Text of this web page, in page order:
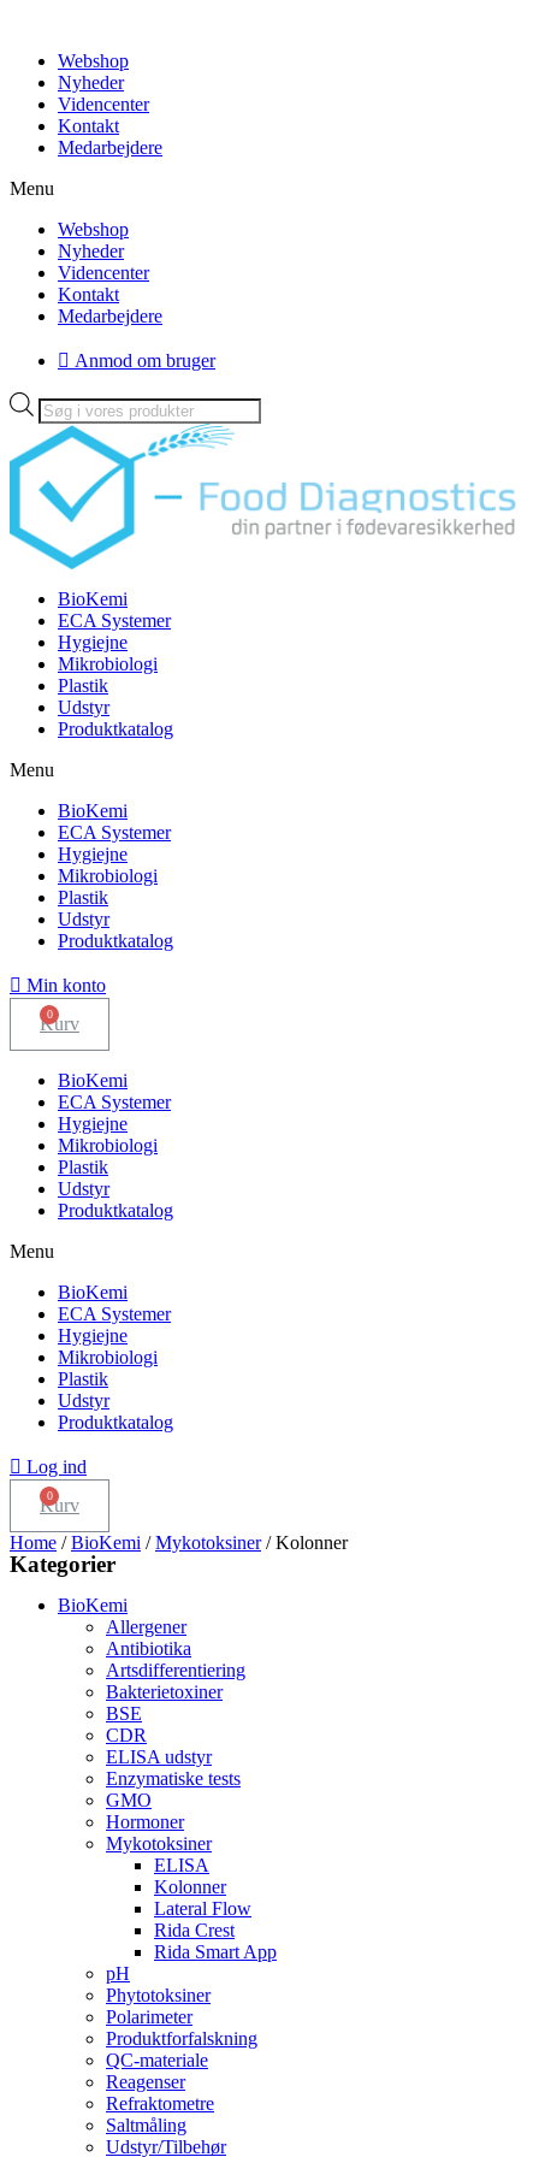
indholdWebshop
Nyheder
Videncenter
Kontakt
Medarbejdere
Menu
Webshop
Nyheder
Videncenter
Kontakt
Medarbejdere
Anmod om bruger
Products
search
BioKemi
ECA Systemer
Hygiejne
Mikrobiologi
Plastik
Udstyr
Produktkatalog
Menu
BioKemi
ECA Systemer
Hygiejne
Mikrobiologi
Plastik
Udstyr
Produktkatalog
Min konto
Kurv
BioKemi
ECA Systemer
Hygiejne
Mikrobiologi
Plastik
Udstyr
Produktkatalog
Menu
BioKemi
ECA Systemer
Hygiejne
Mikrobiologi
Plastik
Udstyr
Produktkatalog
Log ind
Kurv
Home /BioKemi /Mykotoksiner/ Kolonner
Kategorier
BioKemi
Allergener
Antibiotika
Artsdifferentiering
Bakterietoxiner
BSE
CDR
ELISA udstyr
Enzymatiske tests
GMO
Hormoner
Mykotoksiner
ELISA
Kolonner
Lateral Flow
Rida Crest
Rida Smart App
pH
Phytotoksiner
Polarimeter
Produktforfalskning
QC-materiale
Reagenser
Refraktometre
Saltmåling
Udstyr/Tilbehør